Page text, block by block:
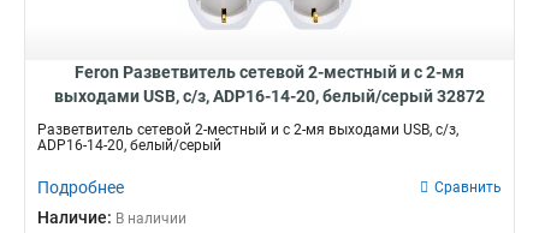
Feron Разветвитель сетевой 2-местный и с 2-мя
выходами USB, с/з, ADP16-14-20, белый/серый 32872
Разветвитель сетевой 2-местный и с 2-мя выходами USB, с/з,
ADP16-14-20, белый/серый
Подробнее Сравнить
Наличие: В наличии